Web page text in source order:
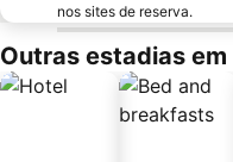
nos sites de reserva.
Outras estadias